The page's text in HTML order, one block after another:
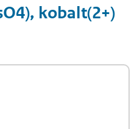
kobalt(2+)